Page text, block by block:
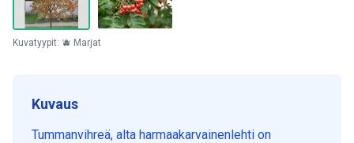
Kuvatyypit: 🫐 Marjat
Kuvaus
Tummanvihreä, alta harmaakarvainenlehti on